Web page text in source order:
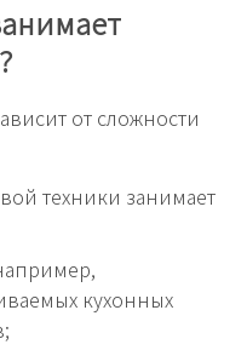
от сложности
техники занимает
кухонных